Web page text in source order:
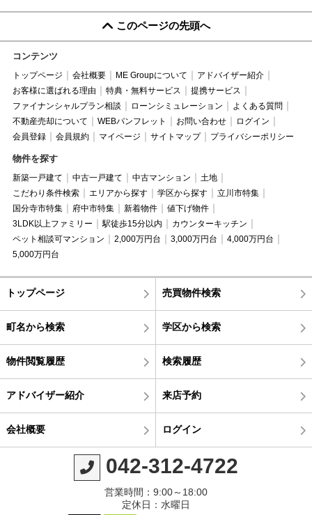
このページの先頭へ
コンテンツ
トップページ 会社概要 ME Groupについて
アドバイザー紹介
お客様に選ばれる理由
特典・無料サービス
提携サービス
ファイナンシャルプラン相談
ローンシミュレーション
よくある質問
不動産売却について
WEBパンフレット お問い合わせ
ログイン
会員登録
会員規約 マイページ サイトマップ プライバシーポリシー
物件を探す
新築一戸建て 中古一戸建て 中古マンション
土地
こだわり条件検索
エリアから探す 学区から探す
立川市特集
国分寺市特集
府中市特集 新着物件
値下げ物件
3LDK以上ファミリー
駅徒歩15分以内
カウンターキッチン
ペット相談可マンション
2,000万円台 3,000万円台
4,000万円台
5,000万円台
トップページ 売買物件検索
町名から検索 学区から検索
物件閲覧履歴 検索履歴
アドバイザー紹介 来店予約
会社概要 ログイン
042-312-4722
営業時間：9:00～18:00
定休日：水曜日